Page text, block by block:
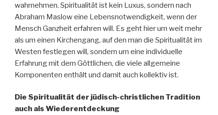
wahrnehmen. Spiritualität ist kein Luxus, sondern nach
Abraham Maslow eine Lebensnotwendigkeit, wenn der
Mensch Ganzheit erfahren will. Es geht hier um weit mehr
als um einen Kirchengang, auf den man die Spiritualität im
Westen festlegen will, sondern um eine individuelle
Erfahrung mit dem Göttlichen, die viele allgemeine
Komponenten enthält und damit auch kollektiv ist.
Die Spiritualität der jüdisch-christlichen Tradition
auch als Wiederentdeckung